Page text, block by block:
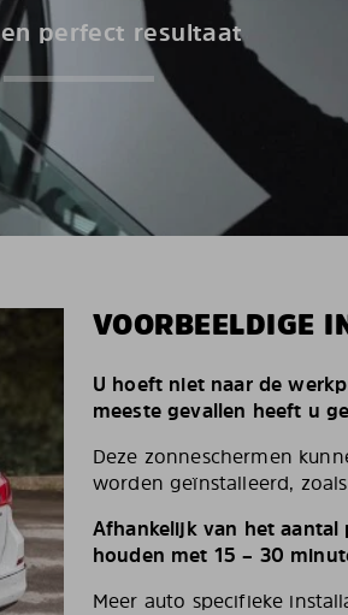
perfect resultaat
VOORBEELDIGE
U hoeft niet naar de
meeste gevallen heeft u
Deze zonneschermen
worden geïnstalleerd,
Afhankelijk van het
houden met 15 – 30
Meer auto specifieke